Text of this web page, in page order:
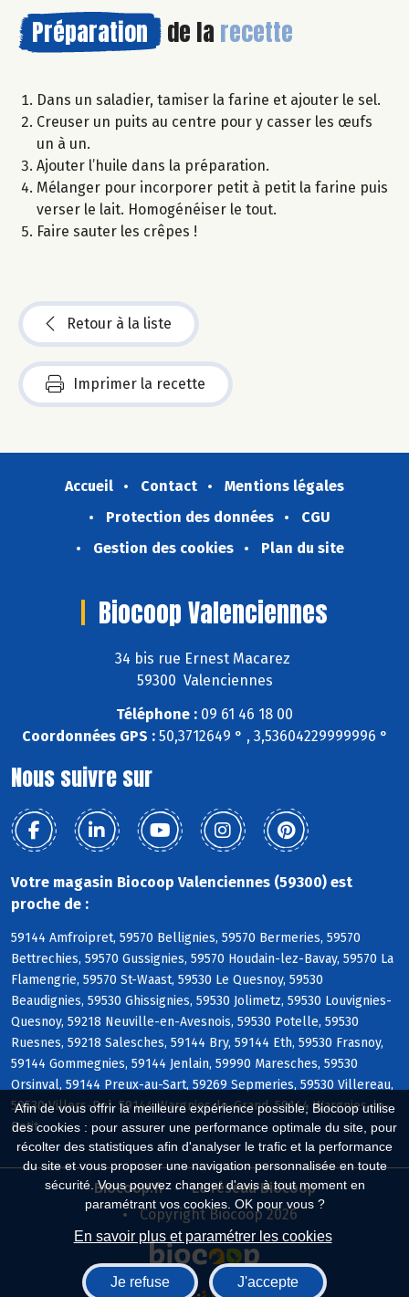
Afin de vous offrir la meilleure expérience possible, Biocoop utilise
des cookies : pour assurer une performance optimale du site, pour
récolter des statistiques afin d'analyser le trafic et la performance
du site et vous proposer une navigation personnalisée en toute
sécurité. Vous pouvez changer d'avis à tout moment en
paramétrant vos cookies. OK pour vous ?
En savoir plus et paramétrer les cookies
Je refuse J'accepte
Préparation de la recette
Dans un saladier, tamiser la farine et ajouter le sel.
Creuser un puits au centre pour y casser les œufs
un à un.
Ajouter l’huile dans la préparation.
Mélanger pour incorporer petit à petit la farine puis
verser le lait. Homogénéiser le tout.
Faire sauter les crêpes !
Retour à la liste
Imprimer la recette
Accueil Contact
Mentions légales
Protection des données
CGU
Gestion des cookies
Plan du site
Biocoop Valenciennes
34 bis rue Ernest Macarez
59300 Valenciennes
Téléphone : 09 61 46 18 00
Coordonnées GPS :50,3712649 ° , 3,53604229999996 °
Nous suivre sur
Votre magasin Biocoop Valenciennes (59300) est
proche de :
59144 Amfroipret, 59570 Bellignies, 59570 Bermeries, 59570
Bettrechies, 59570 Gussignies, 59570 Houdain-lez-Bavay, 59570 La
Flamengrie, 59570 St-Waast, 59530 Le Quesnoy, 59530
Beaudignies, 59530 Ghissignies, 59530 Jolimetz, 59530 Louvignies-
Quesnoy, 59218 Neuville-en-Avesnois, 59530 Potelle, 59530
Ruesnes, 59218 Salesches, 59144 Bry, 59144 Eth, 59530 Frasnoy,
59144 Gommegnies, 59144 Jenlain, 59990 Maresches, 59530
Orsinval, 59144 Preux-au-Sart, 59269 Sepmeries, 59530 Villereau,
59530 Villers-Pol, 59144 Wargnies-le-Grand, 59144 Wargnies-le-
Petit
Biocoop.fr
Le réseau Biocoop
Copyright Biocoop 2026